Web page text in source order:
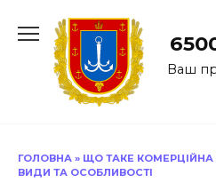
до
Ваш
ГОЛОВНА » ЩО ТАКЕ КОМЕРЦІЙНА
ВИДИ ТА ОСОБЛИВОСТІ